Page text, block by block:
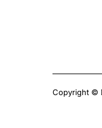
Copyright ©